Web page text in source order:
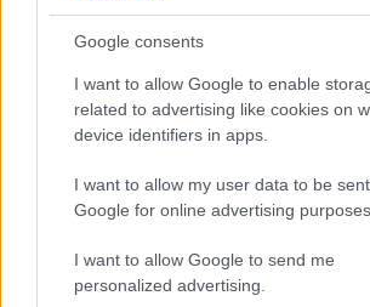
Google consents
I want to allow Google to enable
related to advertising like cookies on
device identifiers in apps.
I want to allow my user data to be
Google for online advertising purposes.
I want to allow Google to send me
personalized advertising.